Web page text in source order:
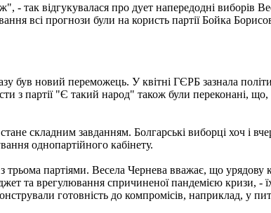
відгукувалася про дует напередодні виборів
всі прогнози були на користь партії Бойка
був новий переможець. У квітні ГЄРБ зазнала
з партії "Є такий народ" також були переконані,
складним завданням. Болгарські виборці хоч і
однопартійного кабінету.
партіями. Весела Чернева вважає, що урядову
та врегулювання спричиненої пандемією кризи, -
готовність до компромісів, наприклад, у